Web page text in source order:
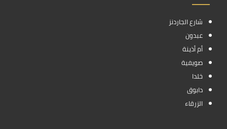
شارع الجاردنز
عبدون
أم أذينة
صويفية
خلدا
دابوق
الزرقاء